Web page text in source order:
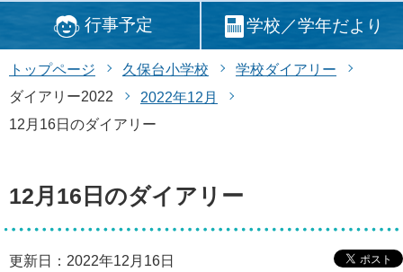
行事予定 学校／学年だより
トップページ 久保台小学校
学校ダイアリー
ダイアリー2022
2022年12月
12月16日のダイアリー
12月16日のダイアリー
更新日：2022年12月16日